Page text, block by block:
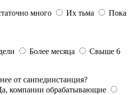
много Их тьма
Пока
Более месяца
Свыше 6
от санпединстанция?
компании обрабатывающие